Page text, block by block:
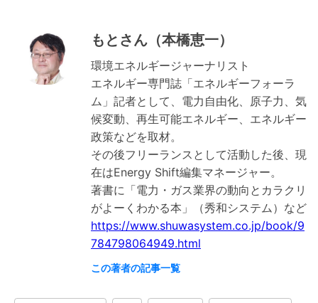
もとさん（本橋恵一）
環境エネルギージャーナリスト
エネルギー専門誌「エネルギーフォーラ
ム」記者として、電力自由化、原子力、気
候変動、再生可能エネルギー、エネルギー
政策などを取材。
その後フリーランスとして活動した後、現
在はEnergy Shift編集マネージャー。
著書に「電力・ガス業界の動向とカラクリ
https://www.shuwasystem.co.jp/book/9
784798064949.html
この著者の記事一覧